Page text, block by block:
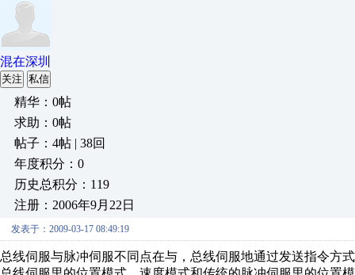
混在深圳
关注 私信
精华：0帖
求助：0帖
帖子：4帖 | 38回
年度积分：0
历史总积分：119
注册：2006年9月22日
发表于：2009-03-17 08:49:19
总线伺服与脉冲伺服不同点在与，总线伺服地通过发送指令方